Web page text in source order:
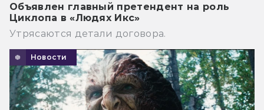
Объявлен главный претендент на роль
Циклопа в «Людях Икс»
Утрясаются детали договора.
Новости